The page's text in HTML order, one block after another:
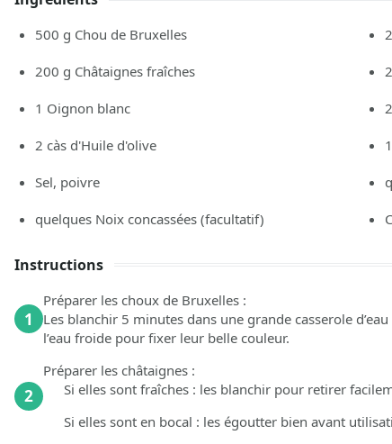
500 g Chou de Bruxelles
200 g Châtaignes fraîches 2
1 Oignon blanc 2
2 càsd'Huile d'olive
Sel, poivre
quelquesNoix concassées (facultatif)
Instructions
1
Préparer les choux de Bruxelles :
Les blanchir 5 minutes dans une grande casserole
l’eau froide pour fixer leur belle couleur.
2
Préparer les châtaignes :
Si elles sont fraîches : les blanchir pour retirer
Si elles sont en bocal : les égoutter bien avant